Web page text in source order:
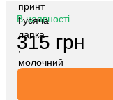
В наявності
315 грн